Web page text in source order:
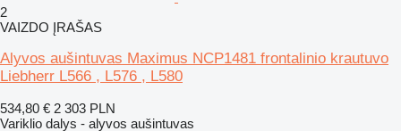
2
VAIZDO ĮRAŠAS
Alyvos aušintuvas Maximus NCP1481 frontalinio krautuvo
Liebherr L566 , L576 , L580
534,80 € 2 303 PLN
Variklio dalys - alyvos aušintuvas